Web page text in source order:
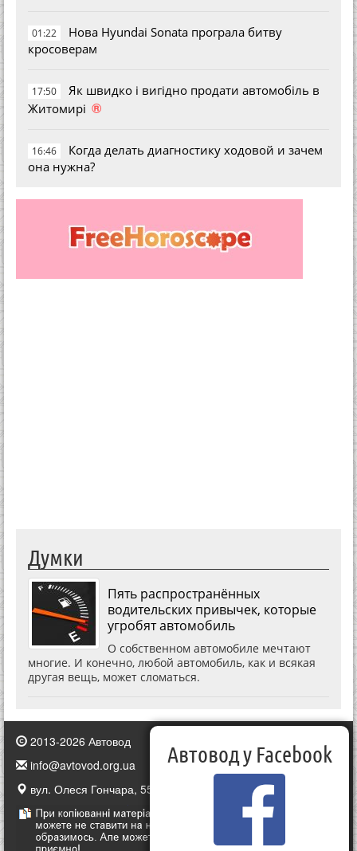
01:22
Нова Hyundai Sonata програла битву
кросоверам
17:50
Як швидко і вигідно продати автомобіль в
Житомирі ®
16:46
Когда делать диагностику ходовой и зачем
она нужна?
Думки
Пять распространённых
водительских привычек, которые
угробят автомобиль
О собственном автомобиле мечтают
многие. И конечно, любой автомобиль, как и всякая
другая вещь, может сломаться.
2013-2026 Автовод
info@avtovod.org.ua
вул. Олеся Гончара, 55, Київ, Україна
Автовод у Facebook